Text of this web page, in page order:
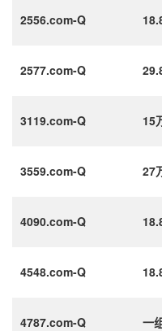
2556.com-Q
2577.com-Q
3119.com-Q 15
3559.com-Q 27
4090.com-Q
4548.com-Q
4787.com-Q 一